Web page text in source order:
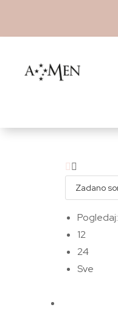
Pogledaj:
12
24
Sve